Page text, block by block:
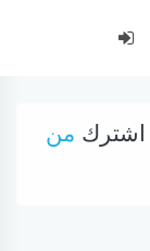
اشترك من